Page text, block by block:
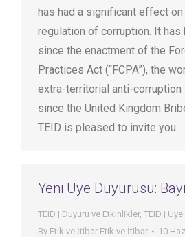
has had a significant effect on
regulation of corruption. It has
since the enactment of the
Practices Act (“FCPA”), the
extra-territorial anti-corruption
since the United Kingdom
TEID is pleased to invite you…
Yeni Üye Duyurusu:
TEID | Duyuru ve Etkinlikler, TEID | Üye
By Etik ve İtibar Etik ve İtibar 10